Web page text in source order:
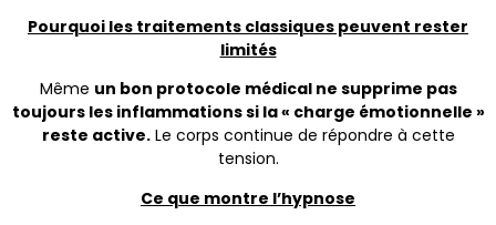
Pourquoi les traitements classiques peuvent rester
limités
Même un bon protocole médical ne supprime pas
toujours les inflammations si la « charge émotionnelle »
reste active.Le corps continue de répondre à cette
tension.
Ce que montre l’hypnose